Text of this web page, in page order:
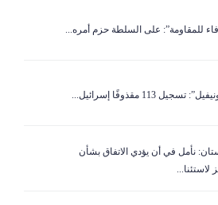
للمقاومة”: على السلطة حزم أمره...
تسجيل 113 مقذوفًا إسرائيل...
نأمل في أن يؤدي الاتفاق بشأن
لاستئنا...